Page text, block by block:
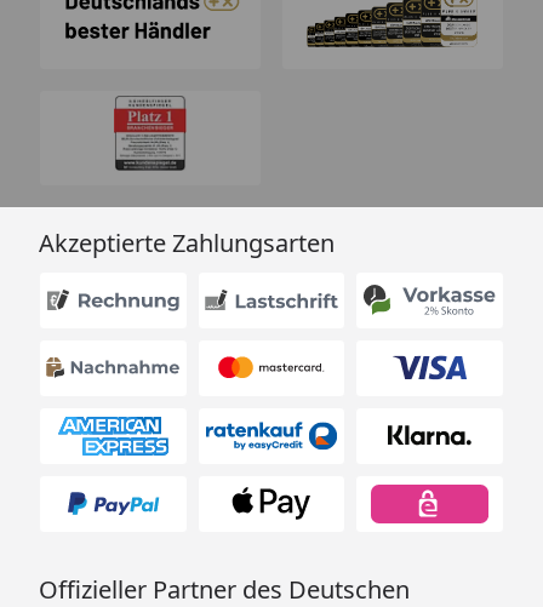
Akzeptierte Zahlungsarten
Offizieller Partner des Deutschen